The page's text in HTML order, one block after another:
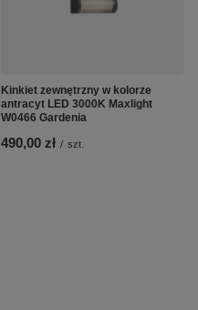
Kinkiet zewnętrzny w kolorze
antracyt LED 3000K Maxlight
W0466 Gardenia
490,00 zł / szt.